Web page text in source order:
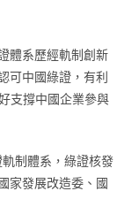
體系歷經軌制創新
可中國綠證，有利
支撐中國企業參與
制體系，綠證核發
家發展改造委、國